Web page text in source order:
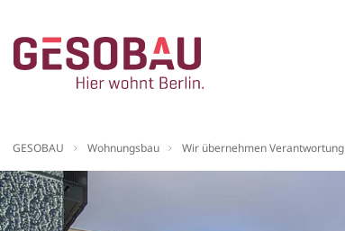
ZUM HAUPTINHALT SPRINGEN
Zur Startseite
Sie befinden sich hier:
GESOBAU Wohnungsbau Wir übernehmen Verantwortung